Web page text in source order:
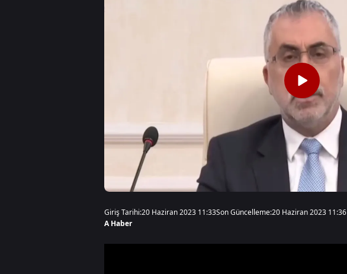
Giriş Tarihi:20 Haziran 2023 11:33Son Güncelleme:20 Haziran 2023 11:36
A Haber